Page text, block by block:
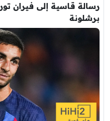
رسالة قاسية إلى فيران
برشلونة